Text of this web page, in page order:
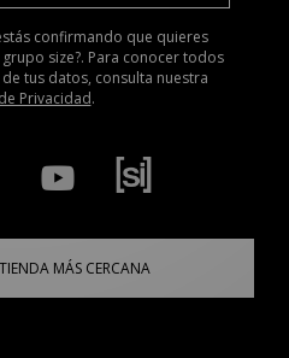
confirmando que quieres
size?. Para conocer todos
tus datos, consulta nuestra
Privacidad.
MÁS CERCANA